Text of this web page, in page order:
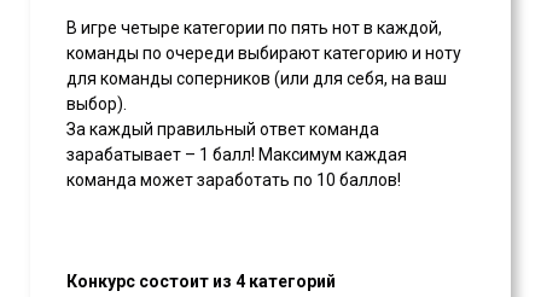
В игре четыре категории по пять нот в каждой,
команды по очереди выбирают категорию и ноту
для команды соперников (или для себя, на ваш
выбор).
За каждый правильный ответ команда
зарабатывает – 1 балл! Максимум каждая
команда может заработать по 10 баллов!
Конкурс состоит из 4 категорий